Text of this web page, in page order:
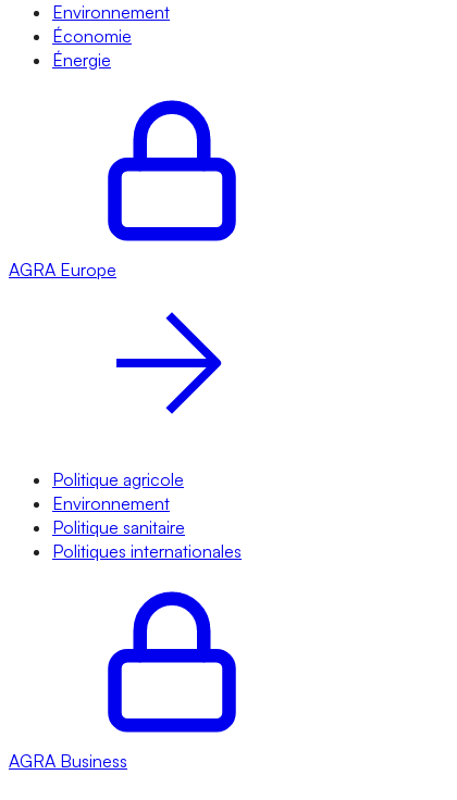
Environnement
Économie
Énergie
AGRA Europe
Politique agricole
Environnement
Politique sanitaire
Politiques internationales
AGRA Business